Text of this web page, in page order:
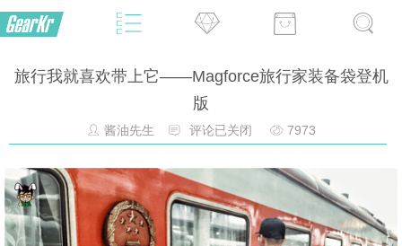
旅行我就喜欢带上它——Magforce旅行家装备袋登机
版
酱油先生 评论已关闭 7973